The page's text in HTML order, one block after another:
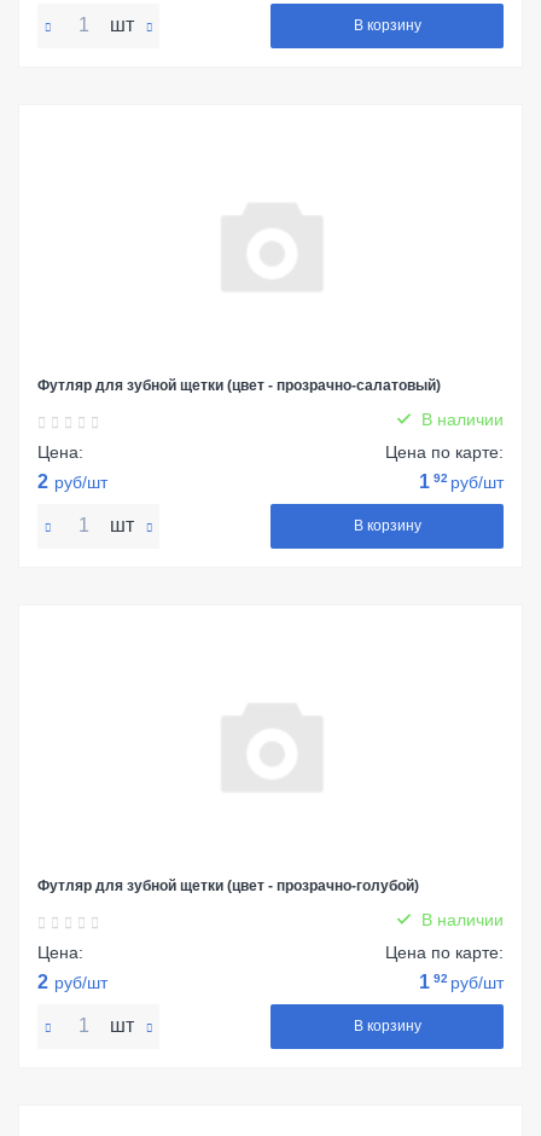
шт В корзину
Футляр для зубной щетки (цвет - прозрачно-салатовый)
В наличии
Цена:
2 руб/шт
Цена по карте:
1 92 руб/шт
шт В корзину
Футляр для зубной щетки (цвет - прозрачно-голубой)
В наличии
Цена:
2 руб/шт
Цена по карте:
1 92 руб/шт
шт В корзину